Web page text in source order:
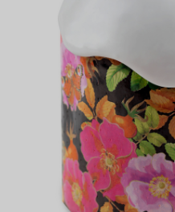
ДЕКОРИРОВАНИЯ